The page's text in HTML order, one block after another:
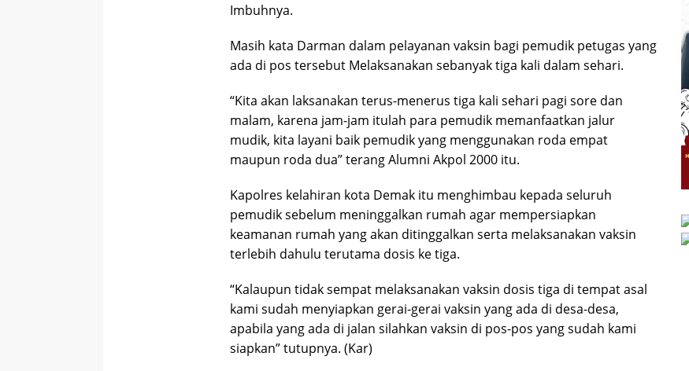
Imbuhnya.
Masih kata Darman dalam pelayanan vaksin bagi pemudik petugas yang
ada di pos tersebut Melaksanakan sebanyak tiga kali dalam sehari.
“Kita akan laksanakan terus-menerus tiga kali sehari pagi sore dan
malam, karena jam-jam itulah para pemudik memanfaatkan jalur
mudik, kita layani baik pemudik yang menggunakan roda empat
maupun roda dua” terang Alumni Akpol 2000 itu.
Kapolres kelahiran kota Demak itu menghimbau kepada seluruh
pemudik sebelum meninggalkan rumah agar mempersiapkan
keamanan rumah yang akan ditinggalkan serta melaksanakan vaksin
terlebih dahulu terutama dosis ke tiga.
“Kalaupun tidak sempat melaksanakan vaksin dosis tiga di tempat asal
kami sudah menyiapkan gerai-gerai vaksin yang ada di desa-desa,
apabila yang ada di jalan silahkan vaksin di pos-pos yang sudah kami
siapkan” tutupnya. (Kar)